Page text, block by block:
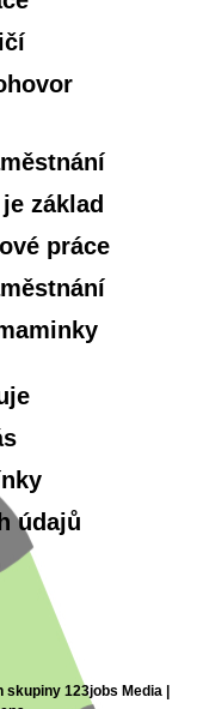
základ
práce
údajů
123jobs Media |